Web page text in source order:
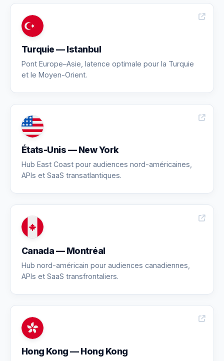
Turquie — Istanbul
Pont Europe–Asie, latence optimale pour la Turquie
et le Moyen-Orient.
États-Unis — New York
Hub East Coast pour audiences nord-américaines,
APIs et SaaS transatlantiques.
Canada — Montréal
Hub nord-américain pour audiences canadiennes,
APIs et SaaS transfrontaliers.
Hong Kong — Hong Kong